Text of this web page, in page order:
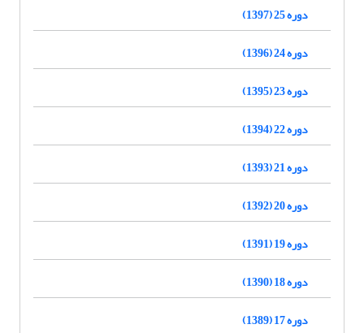
دوره 25 (1397)
دوره 24 (1396)
دوره 23 (1395)
دوره 22 (1394)
دوره 21 (1393)
دوره 20 (1392)
دوره 19 (1391)
دوره 18 (1390)
دوره 17 (1389)